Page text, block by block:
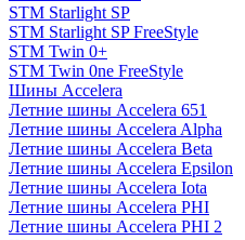
STM Starlight SP
STM Starlight SP FreeStyle
STM Twin 0+
STM Twin 0ne FreeStyle
Шины Accelera
Летние шины Accelera 651
Летние шины Accelera Alpha
Летние шины Accelera Beta
Летние шины Accelera Epsilon
Летние шины Accelera Iota
Летние шины Accelera PHI
Летние шины Accelera PHI 2